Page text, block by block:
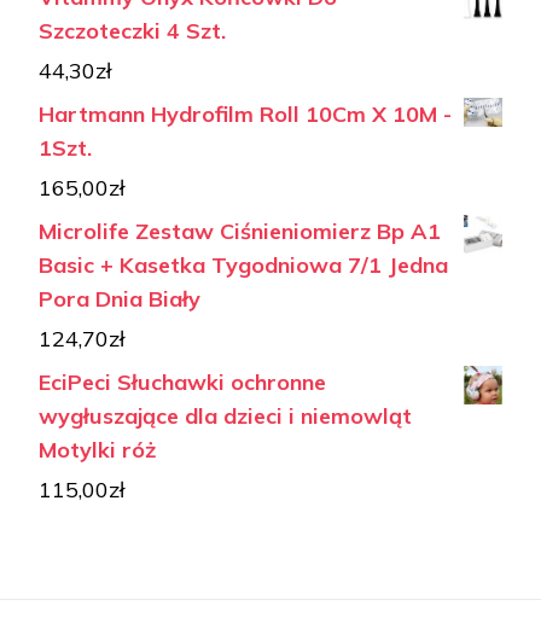
Szczoteczki 4 Szt.
44,30zł
Hartmann Hydrofilm Roll 10Cm X 10M -
1Szt.
165,00zł
Microlife Zestaw Ciśnieniomierz Bp A1
Basic + Kasetka Tygodniowa 7/1 Jedna
Pora Dnia Biały
124,70zł
EciPeci Słuchawki ochronne
wygłuszające dla dzieci i niemowląt
Motylki róż
115,00zł